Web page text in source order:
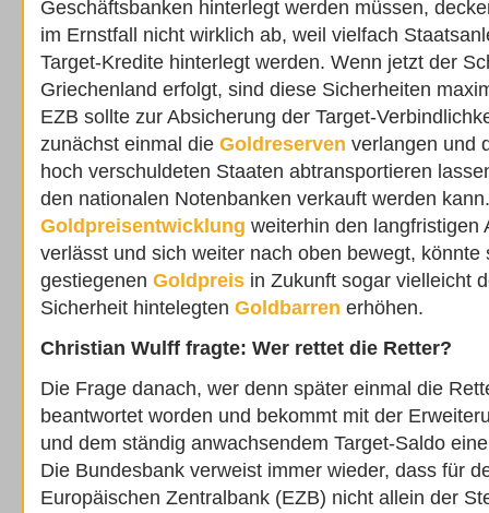
Geschäftsbanken hinterlegt werden müssen,
im Ernstfall nicht wirklich ab, weil vielfach
Target-Kredite hinterlegt werden. Wenn jetzt der
Griechenland erfolgt, sind diese Sicherheiten
EZB sollte zur Absicherung der Target-
zunächst einmal die Goldreserven verlangen und
hoch verschuldeten Staaten abtransportieren
den nationalen Notenbanken verkauft werden
Goldpreisentwicklung weiterhin den langfristigen
verlässt und sich weiter nach oben bewegt, könnte
gestiegenen Goldpreis in Zukunft sogar vielleicht
Sicherheit hintelegten Goldbarren erhöhen.
Christian Wulff fragte: Wer rettet die Retter?
Die Frage danach, wer denn später einmal die
beantwortet worden und bekommt mit der
und dem ständig anwachsendem Target-Saldo
Die Bundesbank verweist immer wieder, dass für
Europäischen Zentralbank (EZB) nicht allein der